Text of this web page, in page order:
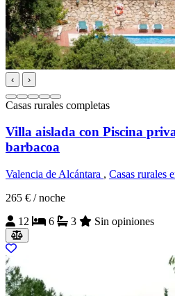
‹ ›
Casas rurales completas
Villa aislada con Piscina
barbacoa
Valencia de Alcántara , Casas rurales
265 € / noche
12
6 3 Sin opiniones